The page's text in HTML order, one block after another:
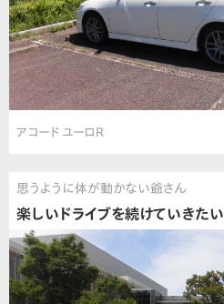
アコード ユーロR
思うように体が動かない爺さん
楽しいドライブを続けていきたい